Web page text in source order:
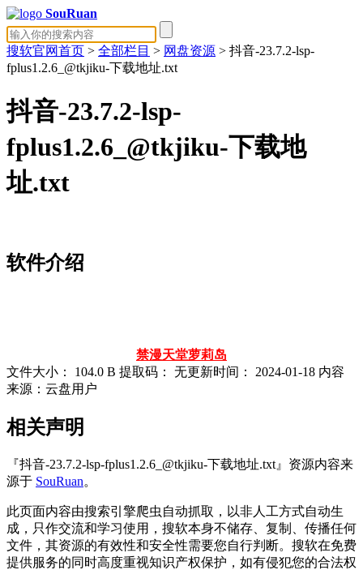
SouRuan
搜软官网首页 > 全部栏目 > 网盘资源 > 抖音-23.7.2-lsp-
fplus1.2.6_@tkjiku-下载地址.txt
抖音-23.7.2-lsp-
fplus1.2.6_@tkjiku-下载地
址.txt
软件介绍
禁漫天堂萝莉岛
文件大小：
104.0 B 提取码： 无更新时间： 2024-01-18 内容
来源：云盘用户
相关声明
『抖音-23.7.2-lsp-fplus1.2.6_@tkjiku-下载地址.txt』资源内容来
源于 SouRuan。
此页面内容由搜索引擎爬虫自动抓取，以非人工方式自动生
成，只作交流和学习使用，搜软本身不储存、复制、传播任何
文件，其资源的有效性和安全性需要您自行判断。搜软在免费
提供服务的同时高度重视知识产权保护，如有侵犯您的合法权